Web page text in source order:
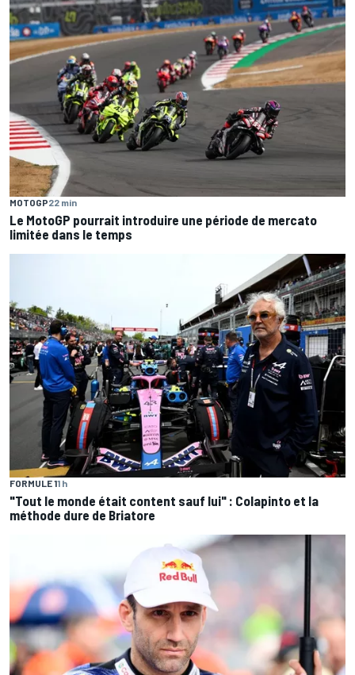
MOTOGP22 min
Le MotoGP pourrait introduire une période de mercato
limitée dans le temps
FORMULE 11 h
"Tout le monde était content sauf lui" : Colapinto et la
méthode dure de Briatore